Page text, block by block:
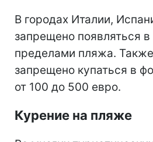
В городах Италии,
запрещено появляться в
пределами пляжа.
запрещено купаться в
от 100 до 500 евро.
Курение на пляже